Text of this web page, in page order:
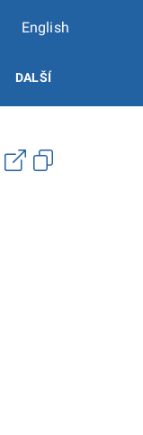
English
DALŠÍ